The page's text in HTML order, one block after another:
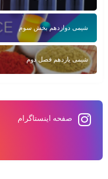
شیمی دوازدهم بخش سوم
شیمی یازدهم فصل دوم
صفحه اینستاگرام